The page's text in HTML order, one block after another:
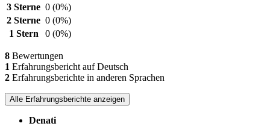
3 Sterne 0 (0%)
2 Sterne 0 (0%)
1 Stern
0 (0%)
8 Bewertungen
1 Erfahrungsbericht auf Deutsch
2 Erfahrungsberichte in anderen Sprachen
Alle Erfahrungsberichte anzeigen
Denati